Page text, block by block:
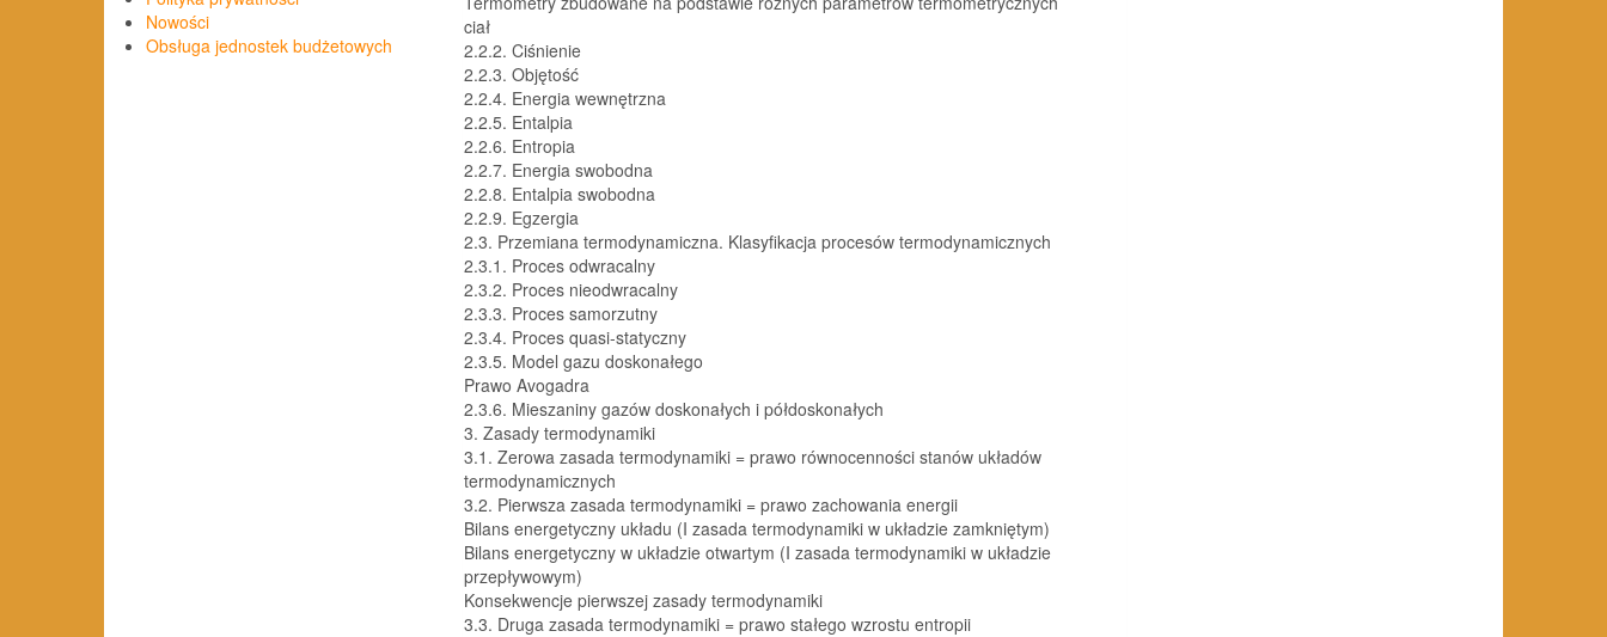
Nowości
Obsługa jednostek budżetowych
ciał
2.2.2. Ciśnienie
2.2.3. Objętość
2.2.4. Energia wewnętrzna
2.2.5. Entalpia
2.2.6. Entropia
2.2.7. Energia swobodna
2.2.8. Entalpia swobodna
2.2.9. Egzergia
2.3. Przemiana termodynamiczna. Klasyfikacja procesów termodynamicznych
2.3.1. Proces odwracalny
2.3.2. Proces nieodwracalny
2.3.3. Proces samorzutny
2.3.4. Proces quasi-statyczny
2.3.5. Model gazu doskonałego
Prawo Avogadra
2.3.6. Mieszaniny gazów doskonałych i półdoskonałych
3. Zasady termodynamiki
3.1. Zerowa zasada termodynamiki = prawo równocenności stanów układów
termodynamicznych
3.2. Pierwsza zasada termodynamiki = prawo zachowania energii
Bilans energetyczny układu (I zasada termodynamiki w układzie zamkniętym)
Bilans energetyczny w układzie otwartym (I zasada termodynamiki w układzie
przepływowym)
Konsekwencje pierwszej zasady termodynamiki
3.3. Druga zasada termodynamiki = prawo stałego wzrostu entropii